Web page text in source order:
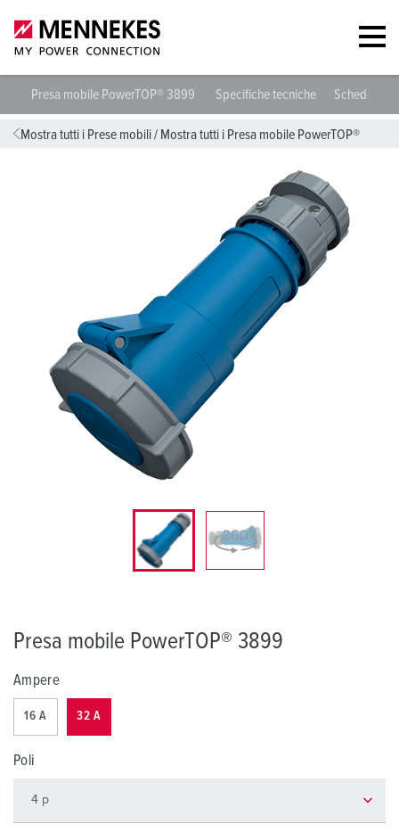
Presa mobile PowerTOP® 3899 Specifiche tecniche Schede
Mostra tutti i Prese mobili/ Mostra tutti i Presa mobile PowerTOP®
Presa mobile PowerTOP® 3899
Ampere
16 A 32 A
Poli